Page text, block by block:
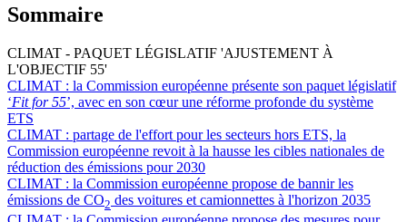
Sommaire
CLIMAT - PAQUET LÉGISLATIF 'AJUSTEMENT À
L'OBJECTIF 55'
CLIMAT : la Commission européenne présente son paquet législatif
‘Fit for 55’, avec en son cœur une réforme profonde du système
ETS
CLIMAT : partage de l'effort pour les secteurs hors ETS, la
Commission européenne revoit à la hausse les cibles nationales de
réduction des émissions pour 2030
CLIMAT : la Commission européenne propose de bannir les
émissions de CO2 des voitures et camionnettes à l'horizon 2035